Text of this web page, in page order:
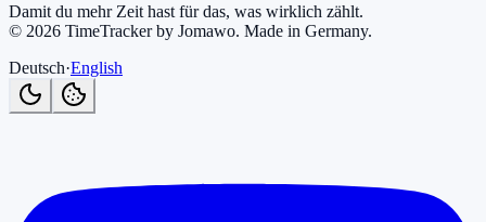
Damit du mehr Zeit hast für das, was wirklich zählt.
© 2026 TimeTracker by Jomawo. Made in Germany.
Deutsch·English